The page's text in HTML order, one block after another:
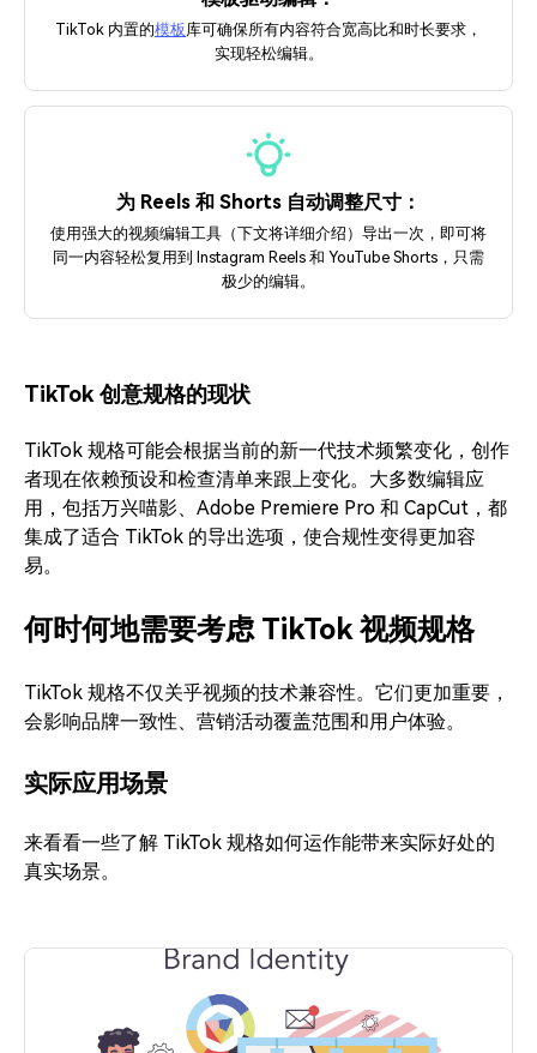
TikTok 内置的模板库可确保所有内容符合宽高比和时长要求，
实现轻松编辑。
为 Reels 和 Shorts 自动调整尺寸：
使用强大的视频编辑工具（下文将详细介绍）导出一次，即可将
同一内容轻松复用到 Instagram Reels 和 YouTube Shorts，只需
极少的编辑。
TikTok 创意规格的现状
TikTok 规格可能会根据当前的新一代技术频繁变化，创作
者现在依赖预设和检查清单来跟上变化。大多数编辑应
用，包括万兴喵影、Adobe Premiere Pro 和 CapCut，都
集成了适合 TikTok 的导出选项，使合规性变得更加容
易。
何时何地需要考虑 TikTok 视频规格
TikTok 规格不仅关乎视频的技术兼容性。它们更加重要，
会影响品牌一致性、营销活动覆盖范围和用户体验。
实际应用场景
来看看一些了解 TikTok 规格如何运作能带来实际好处的
真实场景。